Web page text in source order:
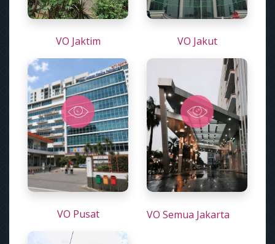
VO Jaktim VO Jakut
VO Pusat VO Semua Jakarta